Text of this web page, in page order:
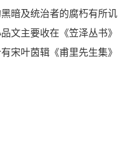
暗及统治者的腐朽有所讥
文主要收在《笠泽丛书》
宋叶茵辑《甫里先生集》